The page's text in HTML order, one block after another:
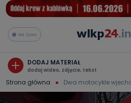
Na żywo
DODAJ MATERIAŁ
dodaj wideo, zdjęcie, tekst
Strona główna Dwa motocykle